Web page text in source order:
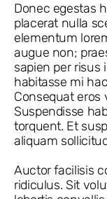
Donec egestas
placerat nulla
elementum
augue non;
sapien per risus
habitasse mi
Consequat eros
Suspendisse
torquent. Et
aliquam
Auctor facilisis
ridiculus. Sit